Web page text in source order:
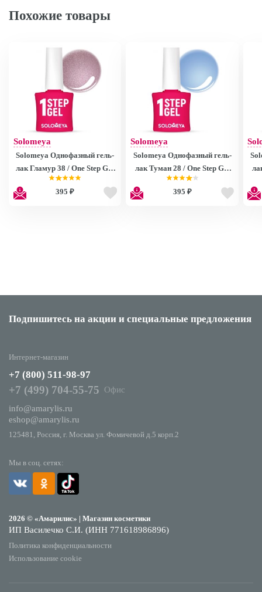
Похожие товары
Solomeya
Solomeya Однофазный гель-
лак Гламур 38 / One Step Gel
Glamour 38
395 ₽
Solomeya
Solomeya Однофазный гель-
лак Туман 28 / One Step Gel
Mist 28
395 ₽
Подпишитесь на акции и специальные предложения
Мы в соц. сетях:
2026 © «Амарилис» | Магазин косметики
ИП Василечко С.И. (ИНН 771618986896)
Политика конфиденциальности
Использование cookie
Интернет-магазин
+7 (800) 511-98-97
+7 (499) 704-55-75
Офис
info@amarylis.ru
eshop@amarylis.ru
125481, Россия, г. Москва ул. Фомичевой д.5 корп.2